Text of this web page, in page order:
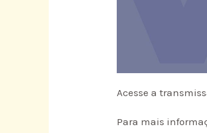
Acesse a
Para mais